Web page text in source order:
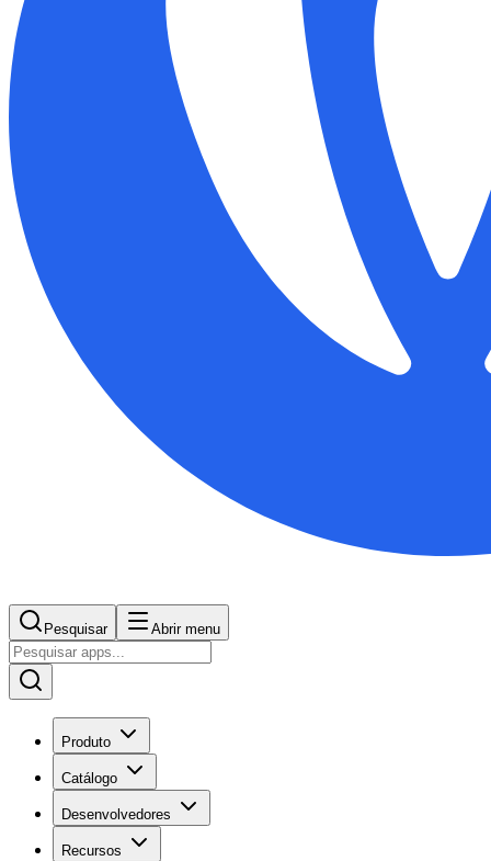
Pesquisar Abrir menu
Produto
Catálogo
Desenvolvedores
Recursos